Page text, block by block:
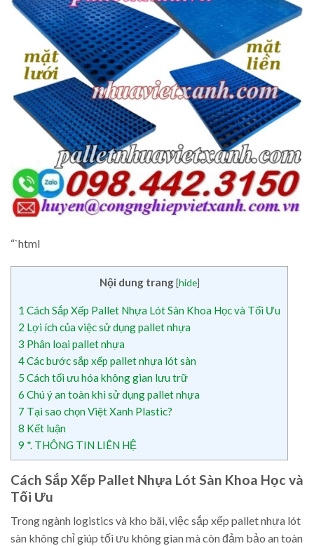
“`html
Nội dung trang [hide]
1 Cách Sắp Xếp Pallet Nhựa Lót Sàn Khoa Học và Tối Ưu
2 Lợi ích của việc sử dụng pallet nhựa
3 Phân loại pallet nhựa
4Các bước sắp xếp pallet nhựa lót sàn
5 Cách tối ưu hóa không gian lưu trữ
6 Chú ý an toàn khi sử dụng pallet nhựa
7 Tại sao chọn Việt Xanh Plastic?
8 Kết luận
9 *. THÔNG TIN LIÊN HỆ
Cách Sắp Xếp Pallet Nhựa Lót Sàn Khoa Học và
Tối Ưu
Trong ngành logistics và kho bãi, việc sắp xếp pallet nhựa lót
sàn không chỉ giúp tối ưu không gian mà còn đảm bảo an toàn